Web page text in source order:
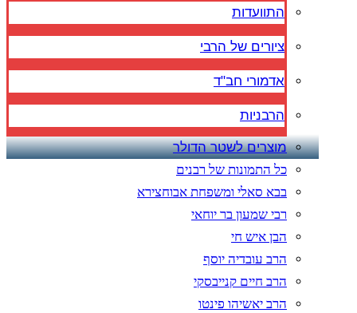
התוועדות
ציורים של הרבי
אדמורי חב"ד
הרבניות
מוצרים לשטר הדולר
כל התמונות של רבנים
בבא סאלי ומשפחת אבוחצירא
רבי שמעון בר יוחאי
הבן איש חי
הרב עובדיה יוסף
הרב חיים קנייבסקי
הרב יאשיהו פינטו